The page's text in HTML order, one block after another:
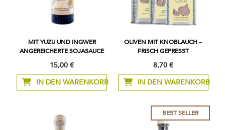
MIT YUZU UND INGWER
ANGEREICHERTE SOJASAUCE
15,00 €
IN DEN WARENKORB
OLIVEN MIT KNOBLAUCH –
FRISCH GEPRESST
Ab
8,70 €
IN DEN WARENKORB
BEST SELLER